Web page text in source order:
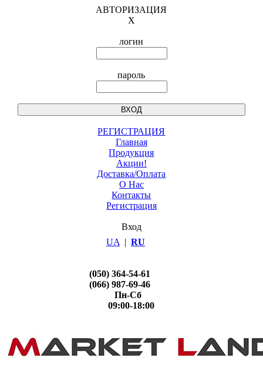
АВТОРИЗАЦИЯ
X
логин
пароль
РЕГИСТРАЦИЯ
Главная
Продукция
Акции!
Доставка/Оплата
О Нас
Контакты
Регистрация
Вход
UA | RU
(050) 364-54-61
(066) 987-69-46
Пн-Сб
09:00-18:00